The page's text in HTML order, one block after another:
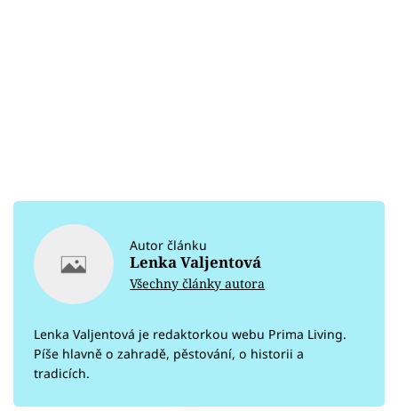
Autor článku
Lenka Valjentová
Všechny články autora
Lenka Valjentová je redaktorkou webu Prima Living.
Píše hlavně o zahradě, pěstování, o historii a
tradicích.